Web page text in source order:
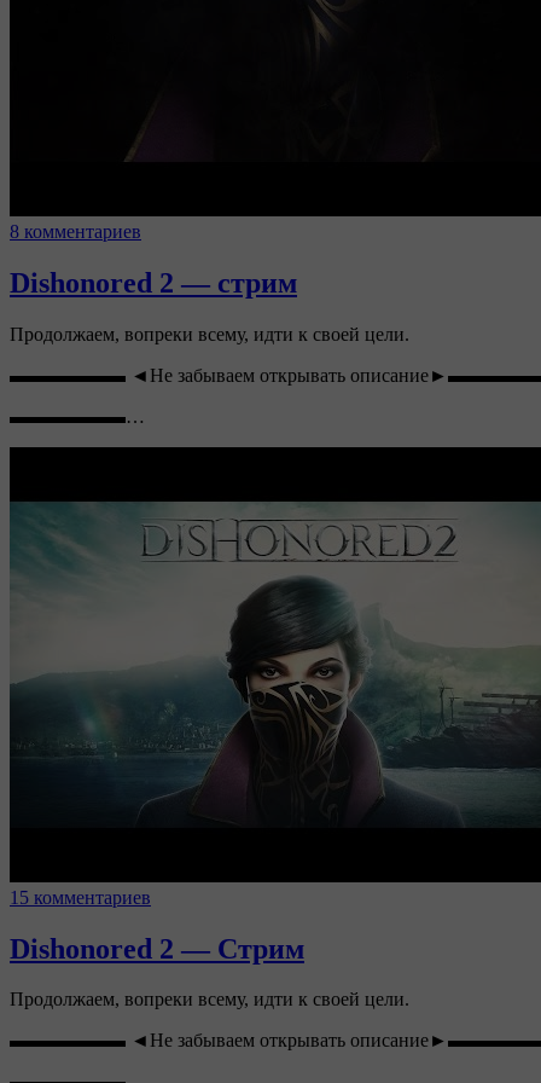
8 комментариев
Dishonored 2 — стрим
Продолжаем, вопреки всему, идти к своей цели.
▬▬▬▬▬▬ ◄Не забываем открывать
▬▬▬▬▬▬…
15 комментариев
Dishonored 2 — Стрим
Продолжаем, вопреки всему, идти к своей цели.
▬▬▬▬▬▬ ◄Не забываем открывать